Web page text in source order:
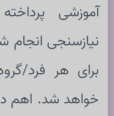
آموزشی
نیازسنجی انجام
برای هر فرد/
خواهد شد. اهم